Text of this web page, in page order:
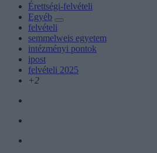
Érettségi-felvételi
Egyéb
felvételi
semmelweis egyetem
intézményi pontok
ipost
felvételi 2025
+2